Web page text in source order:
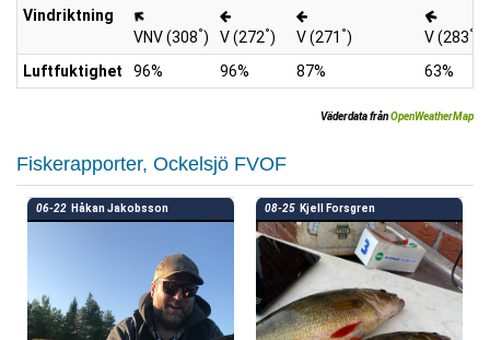
Vindriktning
VNV (308°) V (272°) V (271 °) V (283°
Luftfuktighet
96% 96% 87% 63%
Väderdata frånOpenWeatherMap
Fiskerapporter, Ockelsjö FVOF
06-22 Håkan Jakobsson 08-25 Kjell Forsgren